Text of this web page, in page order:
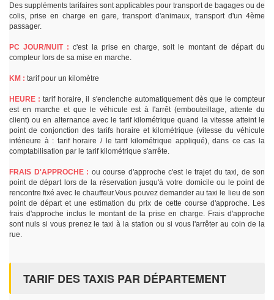
Des suppléments tarifaires sont applicables pour transport de bagages ou de
colis, prise en charge en gare, transport d'animaux, transport d'un 4ème
passager.
PC JOUR/NUIT : c'est la prise en charge, soit le montant de départ du
compteur lors de sa mise en marche.
KM : tarif pour un kilomètre
HEURE : tarif horaire, il s'enclenche automatiquement dès que le compteur
est en marche et que le véhicule est à l'arrêt (embouteillage, attente du
client) ou en alternance avec le tarif kilométrique quand la vitesse atteint le
point de conjonction des tarifs horaire et kilométrique (vitesse du véhicule
inférieure à : tarif horaire / le tarif kilométrique appliqué), dans ce cas la
comptabilisation par le tarif kilométrique s'arrête.
FRAIS D'APPROCHE : ou course d'approche c'est le trajet du taxi, de son
point de départ lors de la réservation jusqu'à votre domicile ou le point de
rencontre fixé avec le chauffeur.Vous pouvez demander au taxi le lieu de son
point de départ et une estimation du prix de cette course d'approche. Les
frais d'approche inclus le montant de la prise en charge. Frais d'approche
sont nuls si vous prenez le taxi à la station ou si vous l'arrêter au coin de la
rue.
TARIF DES TAXIS PAR DÉPARTEMENT